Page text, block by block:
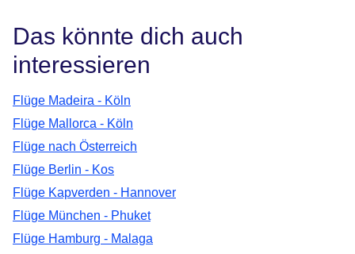
Das könnte dich auch
interessieren
Flüge Madeira - Köln
Flüge Mallorca - Köln
Flüge nach Österreich
Flüge Berlin - Kos
Flüge Kapverden - Hannover
Flüge München - Phuket
Flüge Hamburg - Malaga